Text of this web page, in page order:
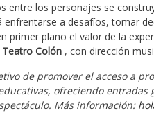
entre los personajes se
enfrentarse a desafíos, tomar
primer plano el valor de la
Colón , con dirección
de promover el acceso a
ofreciendo
Más información: